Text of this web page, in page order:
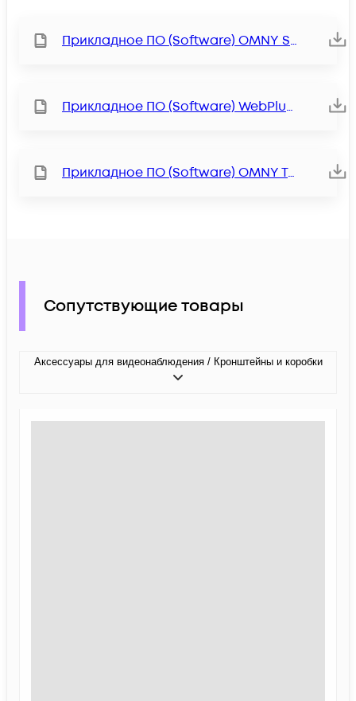
Прикладное ПО (Software) OMNY Station
Прикладное ПО (Software) WebPlugin
Прикладное ПО (Software) OMNY Tools
Сопутствующие товары
Аксессуары для видеонаблюдения / Кронштейны и коробки